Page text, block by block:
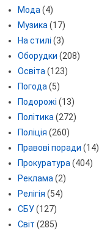
Мода (4)
Музика (17)
На стилі (3)
Оборудки (208)
Освіта (123)
Погода (5)
Подорожі (13)
Політика (272)
Поліція (260)
Правові поради (14)
Прокуратура (404)
Реклама (2)
Релігія (54)
СБУ(127)
Світ (285)